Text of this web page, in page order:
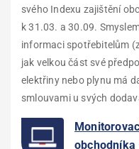
svého Indexu zajištění
k 31.03. a 30.09.
informaci spotřebitelům
jak velkou část své
elektřiny nebo plynu má
smlouvami u svých
obchodníka